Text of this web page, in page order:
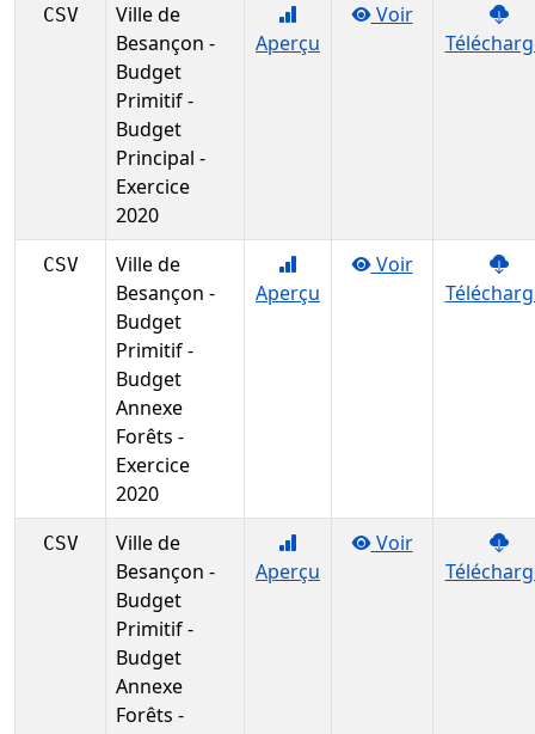
CSV
Ville de
Besançon -
Budget
Primitif -
Budget
Principal -
Exercice
2020
Aperçu
Voir
CSV
Ville de
Besançon -
Budget
Primitif -
Budget
Annexe
Forêts -
Exercice
2020
Aperçu
Voir
CSV
Ville de
Besançon -
Budget
Primitif -
Budget
Annexe
Forêts -
Aperçu
Voir